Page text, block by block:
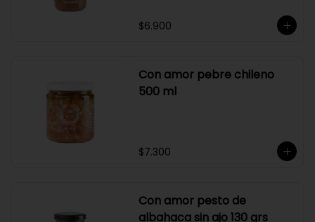
$6.900
Con amor pebre chileno
500 ml
$7.300
Con amor pesto de
albahaca sin ajo 130 grs